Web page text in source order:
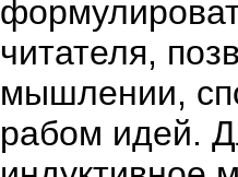
читателя,
мышлении,
рабом идей.